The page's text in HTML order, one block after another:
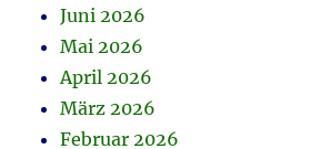
Juni 2026
Mai 2026
April 2026
März 2026
Februar 2026